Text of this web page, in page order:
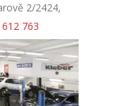
2/2424,
763